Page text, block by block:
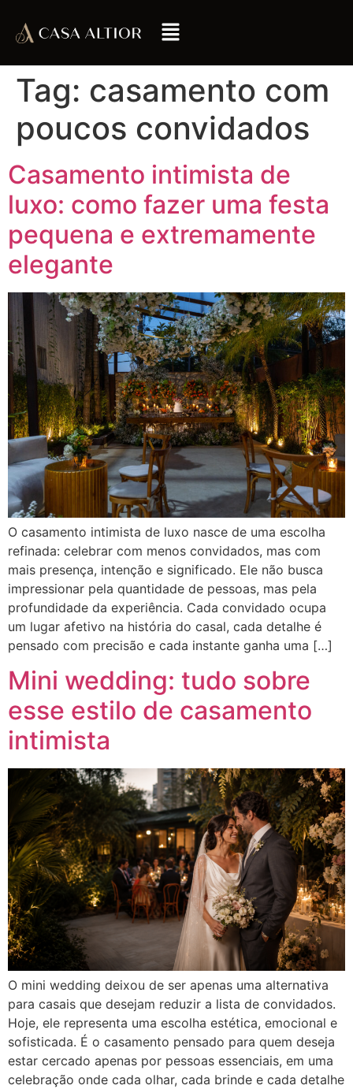
Tag: casamento com
poucos convidados
Casamento intimista de
luxo: como fazer uma festa
pequena e extremamente
elegante
O casamento intimista de luxo nasce de uma escolha
refinada: celebrar com menos convidados, mas com
mais presença, intenção e significado. Ele não busca
impressionar pela quantidade de pessoas, mas pela
profundidade da experiência. Cada convidado ocupa
um lugar afetivo na história do casal, cada detalhe é
pensado com precisão e cada instante ganha uma […]
Mini wedding: tudo sobre
esse estilo de casamento
intimista
O mini wedding deixou de ser apenas uma alternativa
para casais que desejam reduzir a lista de convidados.
Hoje, ele representa uma escolha estética, emocional e
sofisticada. É o casamento pensado para quem deseja
estar cercado apenas por pessoas essenciais, em uma
celebração onde cada olhar, cada brinde e cada detalhe